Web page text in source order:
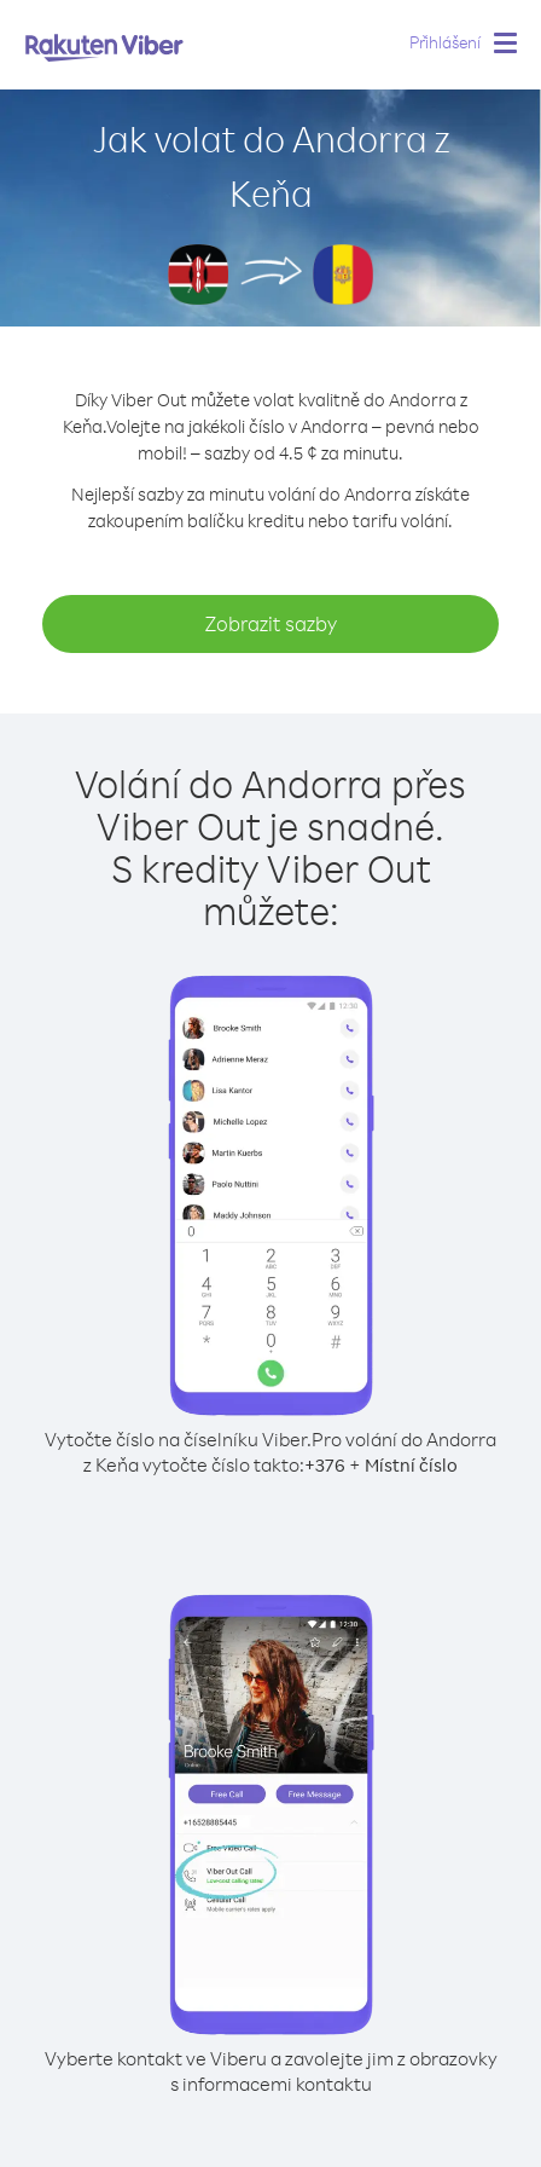
Přihlášení
Jak volat do Andorra z
Keňa
Díky Viber Out můžete volat kvalitně do Andorra z
Keňa.Volejte na jakékoli číslo v Andorra – pevná nebo
mobil! – sazby od 4.5 ¢ za minutu.
Nejlepší sazby za minutu volání do Andorra získáte
zakoupením balíčku kreditu nebo tarifu volání.
Zobrazit sazby
Volání do Andorra přes
Viber Out je snadné.
S kredity Viber Out
můžete:
Vytočte číslo na číselníku Viber.Pro volání do Andorra
z Keňa vytočte číslo takto:+376 + Místní číslo
Vyberte kontakt ve Viberu a zavolejte jim z obrazovky
s informacemi kontaktu